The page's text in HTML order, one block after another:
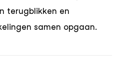
terugblikken en
samen opgaan.